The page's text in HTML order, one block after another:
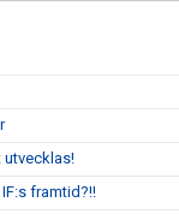
framtid?!!